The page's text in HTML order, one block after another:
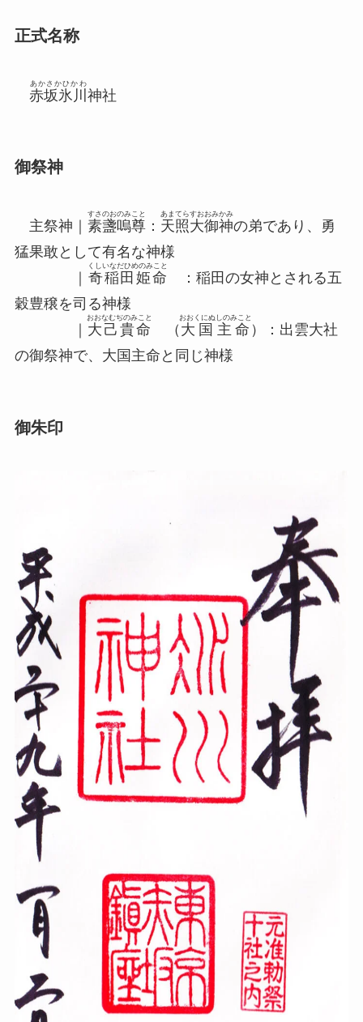
正式名称
赤坂氷川
あかさかひかわ
神社
御祭神
主祭神｜ 素盞嗚尊
すさのおのみこと
： 天照大御神
あまてらすおおみかみ
の弟であり、勇
猛果敢として有名な神様
奇稲田姫命
くしいなだひめのみこと
：稲田の女神とされる五
穀豊穣を司る神様
大己貴命
おおなむぢのみこと
（ 大国主命
おおくにぬしのみこと
）：出雲大社
の御祭神で、大国主命と同じ神様
御朱印